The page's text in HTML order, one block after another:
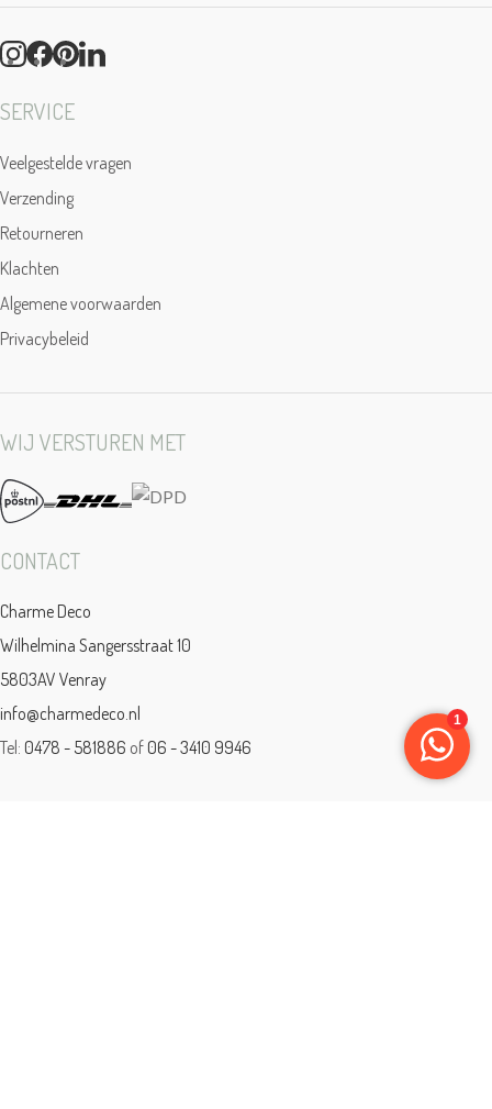
SERVICE
Veelgestelde vragen
Verzending
Retourneren
Klachten
Algemene voorwaarden
Privacybeleid
WIJ VERSTUREN MET
CONTACT
Charme Deco
Wilhelmina Sangersstraat 10
5803AV Venray
info@charmedeco.nl
Tel: 0478 - 581886 of 06 - 3410 9946